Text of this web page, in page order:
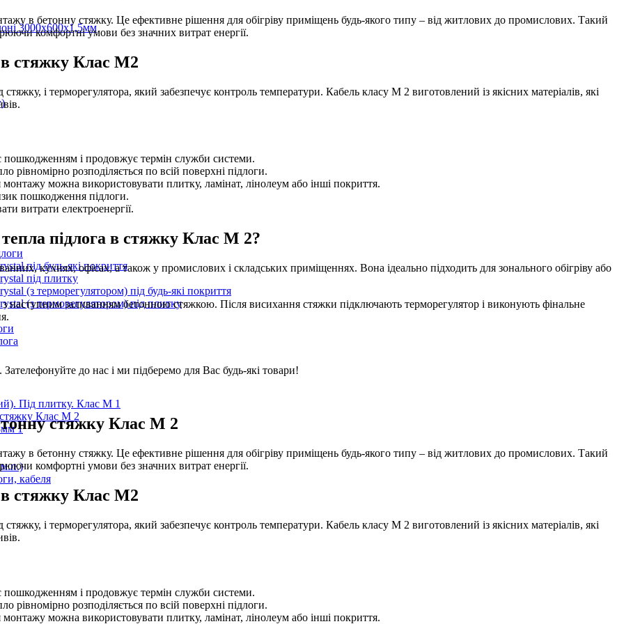
3000х600х1,5мм
під будь-які покриття
під плитку
(з терморегулятором) під будь-які покриття
(з терморегулятором) під плитку
Під плитку. Клас М 1
стяжку Клас М 2
1
м.п.)
кабеля
в бетонну стяжку. Це ефективне рішення для обігріву приміщень будь-якого типу – від житлових до промислових. Такий
комфортні умови без значних витрат енергії.
в стяжку Клас М2
і терморегулятора, який забезпечує контроль температури. Кабель класу М 2 виготовлений із якісних матеріалів, які
пошкодженням і продовжує термін служби системи.
рівномірно розподіляється по всій поверхні підлоги.
можна використовувати плитку, ламінат, лінолеум або інші покриття.
пошкодження підлоги.
витрати електроенергії.
підлога в стяжку Клас М 2?
кухнях, офісах, а також у промислових і складських приміщеннях. Вона ідеально підходить для зонального обігріву або
наступним заливанням бетонною стяжкою. Після висихання стяжки підключають терморегулятор і виконують фінальне
до нас і ми підберемо для Вас будь-які товари!
стяжку Клас М 2
в бетонну стяжку. Це ефективне рішення для обігріву приміщень будь-якого типу – від житлових до промислових. Такий
комфортні умови без значних витрат енергії.
в стяжку Клас М2
і терморегулятора, який забезпечує контроль температури. Кабель класу М 2 виготовлений із якісних матеріалів, які
пошкодженням і продовжує термін служби системи.
рівномірно розподіляється по всій поверхні підлоги.
можна використовувати плитку, ламінат, лінолеум або інші покриття.